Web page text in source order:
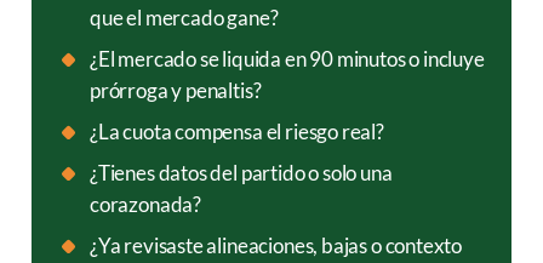
que el mercado gane?
¿El mercado se liquida en 90 minutos o incluye
prórroga y penaltis?
¿La cuota compensa el riesgo real?
¿Tienes datos del partido o solo una
corazonada?
¿Ya revisaste alineaciones, bajas o contexto